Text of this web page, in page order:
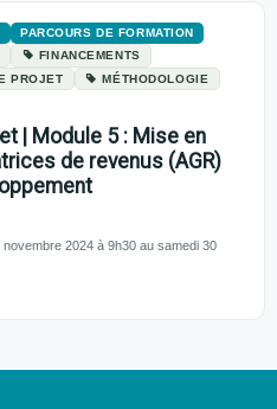
PARCOURS DE FORMATION
FINANCEMENTS
PROJET
MÉTHODOLOGIE
| Module 5 : Mise en
de revenus (AGR)
novembre 2024 à 9h30 au samedi 30